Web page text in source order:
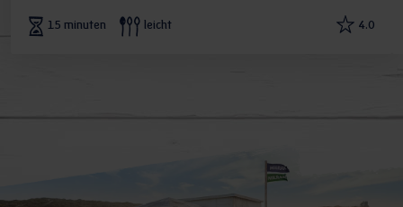
15 minuten leicht 4.0